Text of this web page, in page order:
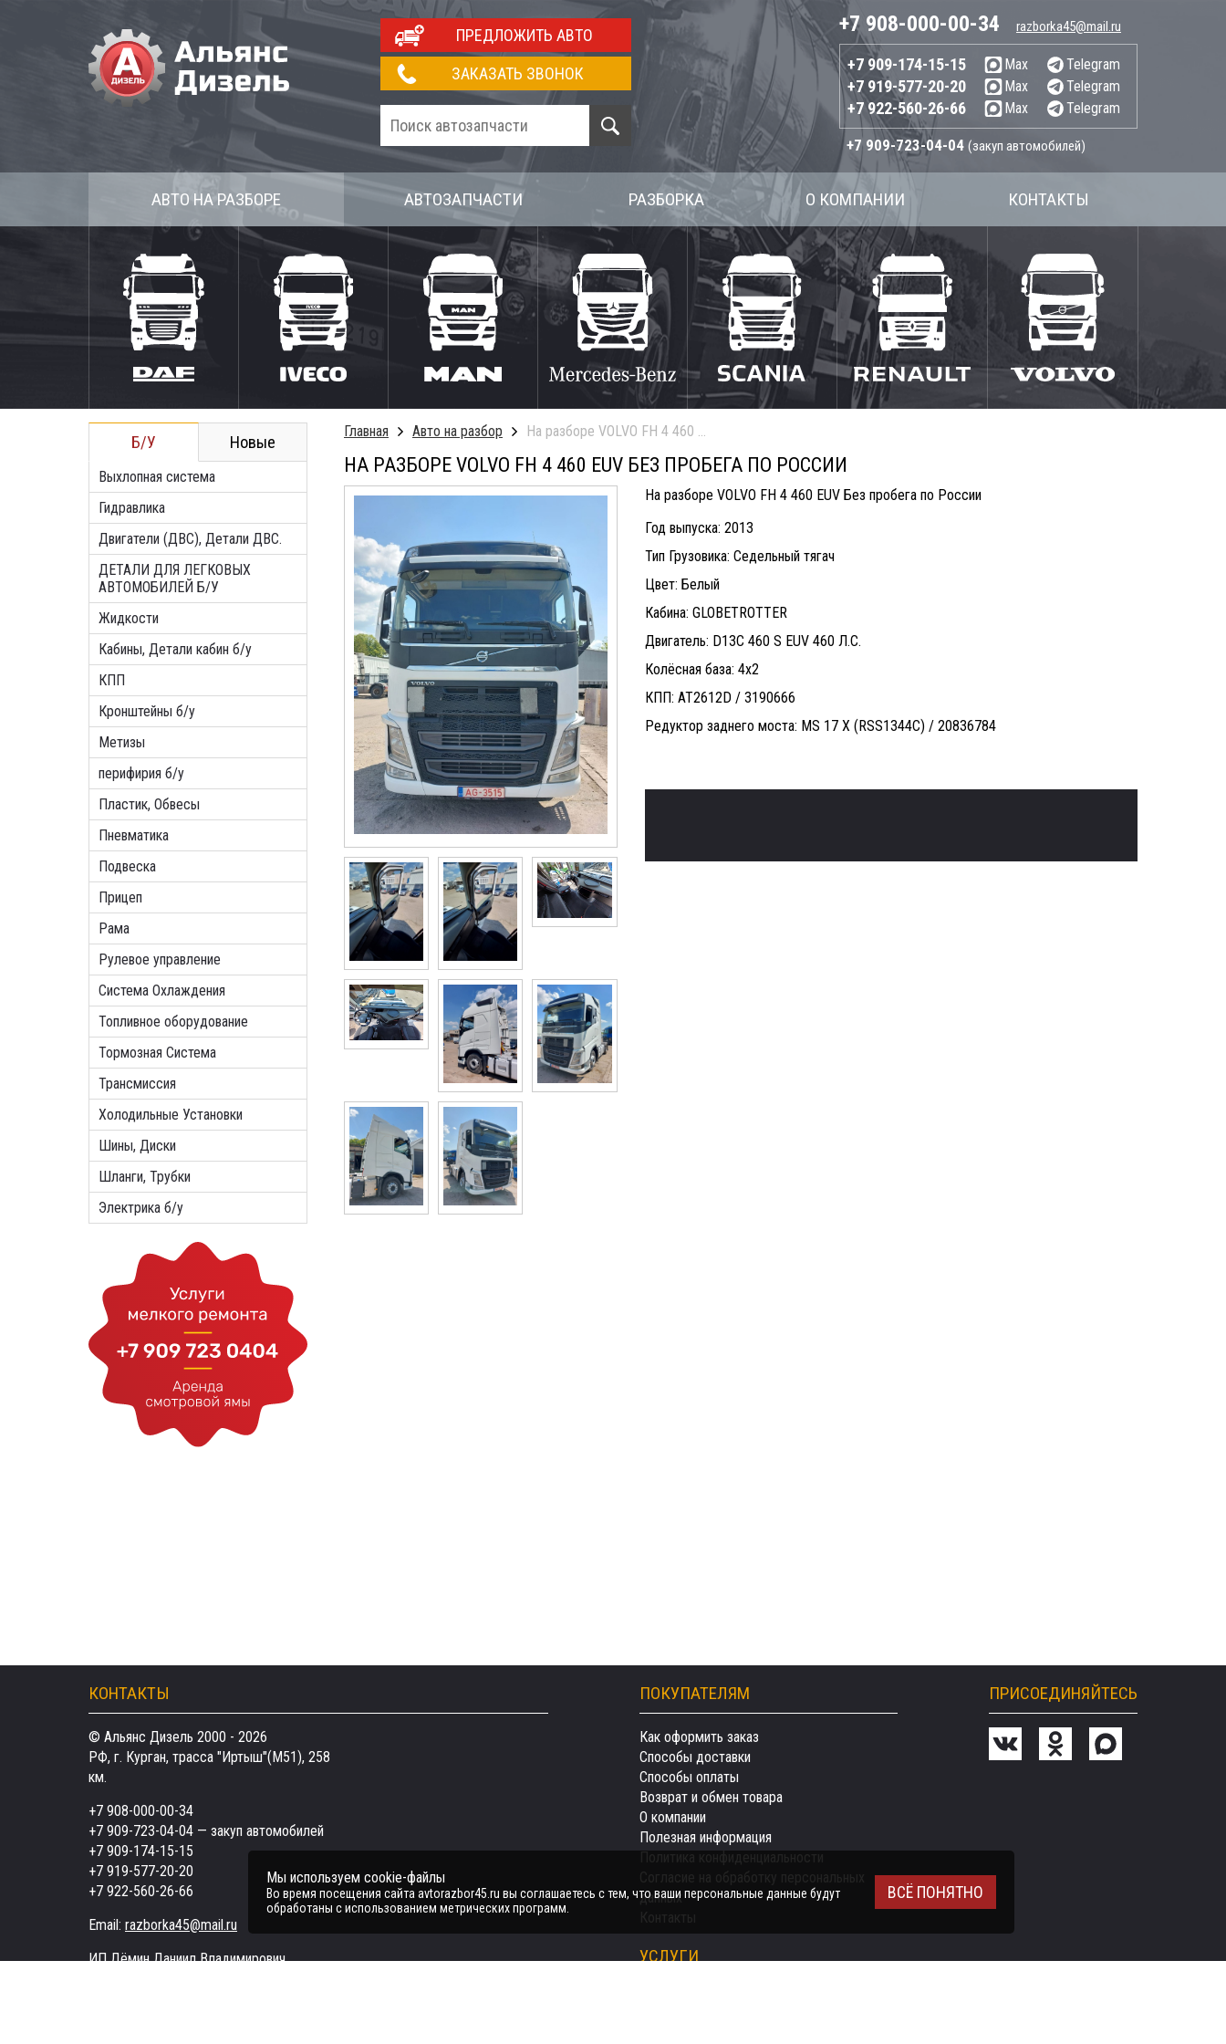
ПРЕДЛОЖИТЬ АВТО
ЗАКАЗАТЬ ЗВОНОК
+7 908-000-00-34 razborka45@mail.ru
+7 909-174-15-15 Max Telegram
+7 919-577-20-20 Max Telegram
+7 922-560-26-66 Max Telegram
+7 909-723-04-04 (закуп автомобилей)
АВТО НА РАЗБОРЕ АВТОЗАПЧАСТИ РАЗБОРКА О КОМПАНИИ КОНТАКТЫ
Б/У Новые
Выхлопная система
Гидравлика
Двигатели (ДВС), Детали ДВС.
ДЕТАЛИ ДЛЯ ЛЕГКОВЫХ
АВТОМОБИЛЕЙ Б/У
Жидкости
Кабины, Детали кабин б/у
КПП
Кронштейны б/у
Метизы
перифирия б/у
Пластик, Обвесы
Пневматика
Подвеска
Прицеп
Рама
Рулевое управление
Система Охлаждения
Топливное оборудование
Тормозная Система
Трансмиссия
Холодильные Установки
Шины, Диски
Шланги, Трубки
Электрика б/у
Главная Авто на разбор На разборе VOLVO FH 4 460 EUV Без пробега по России
НА РАЗБОРЕ VOLVO FH 4 460 EUV БЕЗ ПРОБЕГА ПО РОССИИ
На разборе VOLVO FH 4 460 EUV Без пробега по России
Год выпуска: 2013
Тип Грузовика: Седельный тягач
Цвет: Белый
Кабина: GLOBETROTTER
Двигатель: D13C 460 S EUV 460 Л.С.
Колёсная база: 4х2
КПП: AT2612D / 3190666
Редуктор заднего моста: MS 17 X (RSS1344C) / 20836784
КОНТАКТЫ
© Альянс Дизель 2000 - 2026
РФ, г. Курган, трасса "Иртыш"(М51), 258
км.
+7 908-000-00-34
+7 909-723-04-04 — закуп автомобилей
+7 909-174-15-15
+7 919-577-20-20
+7 922-560-26-66
Email: razborka45@mail.ru
ИП Дёмин Даниил Владимирович
ПОКУПАТЕЛЯМ
Как оформить заказ
Способы доставки
Способы оплаты
Возврат и обмен товара
О компании
Полезная информация
данных
УСЛУГИ
ПРИСОЕДИНЯЙТЕСЬ
Мы используем cookie-файлы
Во время посещения сайта avtorazbor45.ru вы соглашаетесь с тем, что ваши персональные данные будут
обработаны с использованием метрических программ.
ВСЁ ПОНЯТНО